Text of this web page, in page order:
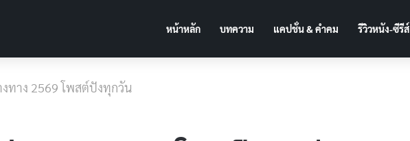
หน้าหลัก บทความ แคปชั่น & คำคม รีวิวหนัง-ซีรีส์
ทาง 2569 โพสต์ปังทุกวัน